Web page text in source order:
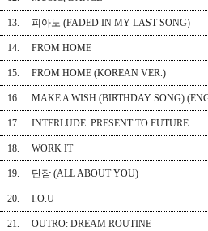
13. 피아노 (FADED IN MY LAST SONG)
14. FROM HOME
15. FROM HOME (KOREAN VER.)
16. MAKE A WISH (BIRTHDAY SONG)
17. INTERLUDE: PRESENT TO FUTURE
18. WORK IT
19. 단잠 (ALL ABOUT YOU)
20. I.O.U
21. OUTRO: DREAM ROUTINE